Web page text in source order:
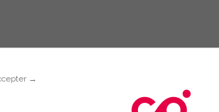
→
Inscription à la